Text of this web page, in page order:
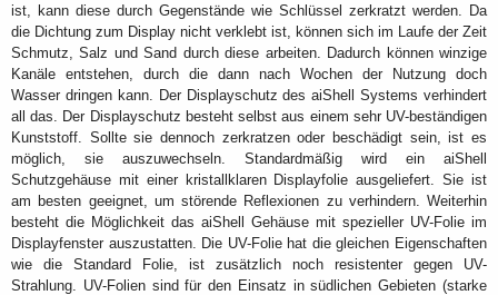
ist, kann diese durch Gegenstände wie Schlüssel zerkratzt werden. Da
die Dichtung zum Display nicht verklebt ist, können sich im Laufe der Zeit
Schmutz, Salz und Sand durch diese arbeiten. Dadurch können winzige
Kanäle entstehen, durch die dann nach Wochen der Nutzung doch
Wasser dringen kann. Der Displayschutz des aiShell Systems verhindert
all das. Der Displayschutz besteht selbst aus einem sehr UV-beständigen
Kunststoff. Sollte sie dennoch zerkratzen oder beschädigt sein, ist es
möglich, sie auszuwechseln. Standardmäßig wird ein aiShell
Schutzgehäuse mit einer kristallklaren Displayfolie ausgeliefert. Sie ist
am besten geeignet, um störende Reflexionen zu verhindern. Weiterhin
besteht die Möglichkeit das aiShell Gehäuse mit spezieller UV-Folie im
Displayfenster auszustatten. Die UV-Folie hat die gleichen Eigenschaften
wie die Standard Folie, ist zusätzlich noch resistenter gegen UV-
Strahlung. UV-Folien sind für den Einsatz in südlichen Gebieten (starke